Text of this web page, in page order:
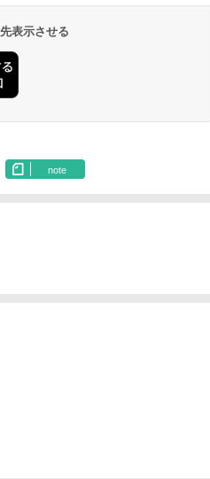
表示させる
note